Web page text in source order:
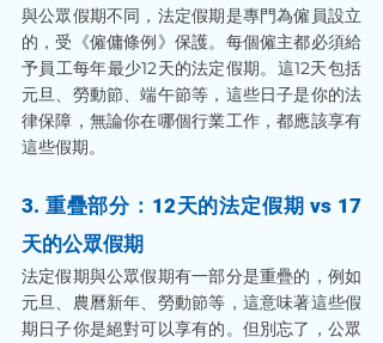
與公眾假期不同，法定假期是專門為僱員設立
的，受《僱傭條例》保護。每個僱主都必須給
予員工每年最少12天的法定假期。這12天包括
元旦、勞動節、端午節等，這些日子是你的法
律保障，無論你在哪個行業工作，都應該享有
這些假期。
3. 重疊部分：12天的法定假期 vs 17
天的公眾假期
法定假期與公眾假期有一部分是重疊的，例如
元旦、農曆新年、勞動節等，這意味著這些假
期日子你是絕對可以享有的。但別忘了，公眾